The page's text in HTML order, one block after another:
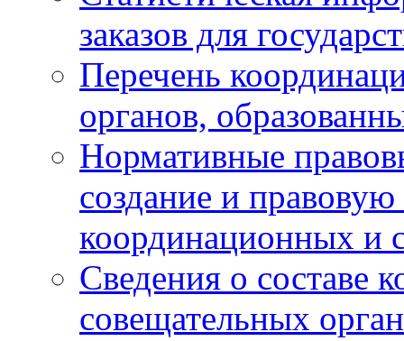
заказов для
Перечень
органов,
Нормативные
создание и
координационных и
Сведения о составе
совещательных